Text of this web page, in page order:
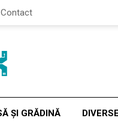
Contact
ȘI GRĂDINĂ DIVERSE